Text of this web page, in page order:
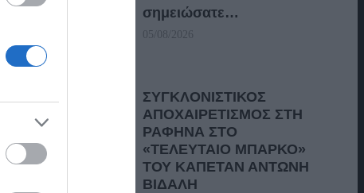
σημειώσατε…
05/08/2026
ΣΥΓΚΛΟΝΙΣΤΙΚΟΣ
ΑΠΟΧΑΙΡΕΤΙΣΜΟΣ ΣΤΗ
ΡΑΦΗΝΑ ΣΤΟ
«ΤΕΛΕΥΤΑΙΟ ΜΠΑΡΚΟ»
ΤΟΥ ΚΑΠΕΤΑΝ ΑΝΤΩΝΗ
ΒΙΔΑΛΗ